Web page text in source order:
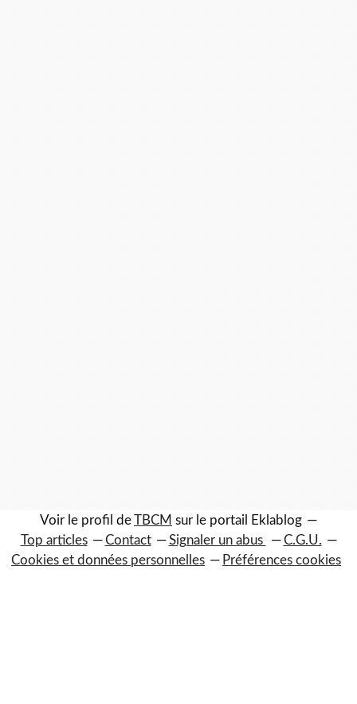
Voir le profil deTBCM sur le portail Eklablog
Top articles
Contact Signaler un abus
C.G.U.
Cookies et données personnelles
Préférences cookies